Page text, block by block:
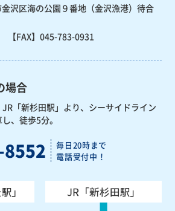
沢区海の公園９番地（金沢漁港）待合
【FAX】045-783-0931
場合
「新杉田駅」より、 シーサイドライン
、徒歩5分。
毎日20時まで
電話受付中！